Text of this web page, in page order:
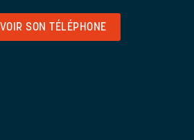
VOIR SON TÉLÉPHONE